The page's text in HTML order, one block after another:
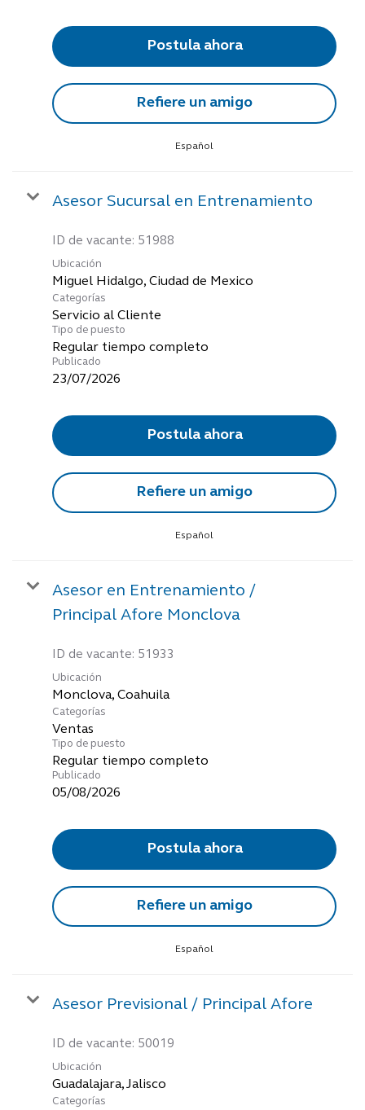
Postula ahora
Refiere un amigo
Español
Asesor Sucursal en Entrenamiento
ID de vacante: 51988
Ubicación
Categorías
Servicio al Cliente
Tipo de puesto
Regular tiempo completo
Publicado
23/07/2026
Postula ahora
Refiere un amigo
Español
Asesor en Entrenamiento /
Principal Afore Monclova
ID de vacante: 51933
Ubicación
Categorías
Ventas
Tipo de puesto
Regular tiempo completo
Publicado
05/08/2026
Postula ahora
Refiere un amigo
Español
Asesor Previsional / Principal Afore
ID de vacante: 50019
Ubicación
Categorías